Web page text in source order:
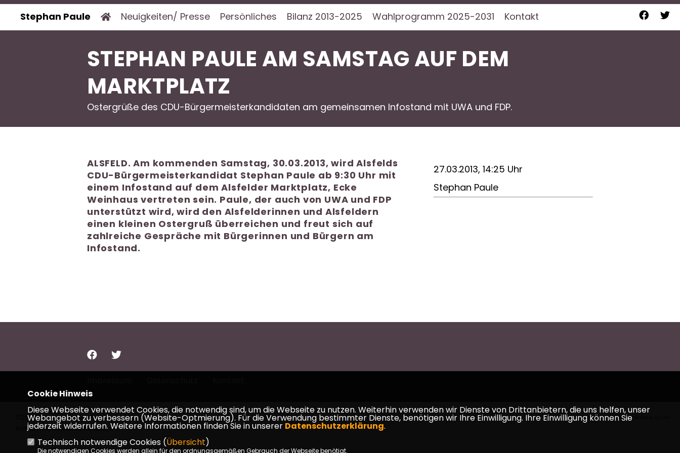
Stephan Paule Neuigkeiten/ Presse Persönliches Bilanz 2013-2025 Wahlprogramm 2025-2031 Kontakt
STEPHAN PAULE AM SAMSTAG AUF DEM
MARKTPLATZ
Ostergrüße des CDU-Bürgermeisterkandidaten am gemeinsamen Infostand mit UWA und FDP.
ALSFELD. Am kommenden Samstag, 30.03.2013, wird Alsfelds
CDU-Bürgermeisterkandidat Stephan Paule ab 9:30 Uhr mit
einem Infostand auf dem Alsfelder Marktplatz, Ecke
Weinhaus vertreten sein. Paule, der auch von UWA und FDP
unterstützt wird, wird den Alsfelderinnen und Alsfeldern
einen kleinen Ostergruß überreichen und freut sich auf
zahlreiche Gespräche mit Bürgerinnen und Bürgern am
Infostand.
27.03.2013, 14:25 Uhr
Stephan Paule
©2026 Stephan Paule - Ihr Bürgermeister für
Alsfeld | Alle Rechte vorbehalten.
Realisation: Sharkness Media GmbH & Co. KG
Cookie Hinweis
Diese Webseite verwendet Cookies, die notwendig sind, um die Webseite zu nutzen. Weiterhin verwenden wir Dienste von Drittanbietern, die uns helfen, unser
Webangebot zu verbessern (Website-Optmierung). Für die Verwendung bestimmter Dienste, benötigen wir Ihre Einwilligung. Ihre Einwilligung können Sie
jederzeit widerrufen. Weitere Informationen finden Sie in unserer Datenschutzerklärung.
Technisch notwendige Cookies (Übersicht)
Die notwendigen Cookies werden allein für den ordnungsgemäßen Gebrauch der Webseite benötigt.